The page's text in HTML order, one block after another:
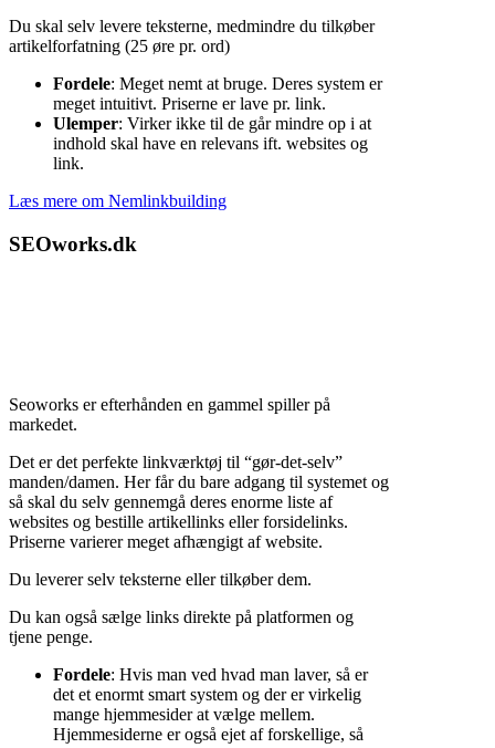
Du skal selv levere teksterne, medmindre du tilkøber
artikelforfatning (25 øre pr. ord)
Fordele: Meget nemt at bruge. Deres system er
meget intuitivt. Priserne er lave pr. link.
Ulemper: Virker ikke til de går mindre op i at
indhold skal have en relevans ift. websites og
link.
Læs mere om Nemlinkbuilding
SEOworks.dk
Seoworks er efterhånden en gammel spiller på
markedet.
Det er det perfekte linkværktøj til “gør-det-selv”
manden/damen. Her får du bare adgang til systemet og
så skal du selv gennemgå deres enorme liste af
websites og bestille artikellinks eller forsidelinks.
Priserne varierer meget afhængigt af website.
Du leverer selv teksterne eller tilkøber dem.
Du kan også sælge links direkte på platformen og
tjene penge.
Fordele: Hvis man ved hvad man laver, så er
det et enormt smart system og der er virkelig
mange hjemmesider at vælge mellem.
Hjemmesiderne er også ejet af forskellige, så